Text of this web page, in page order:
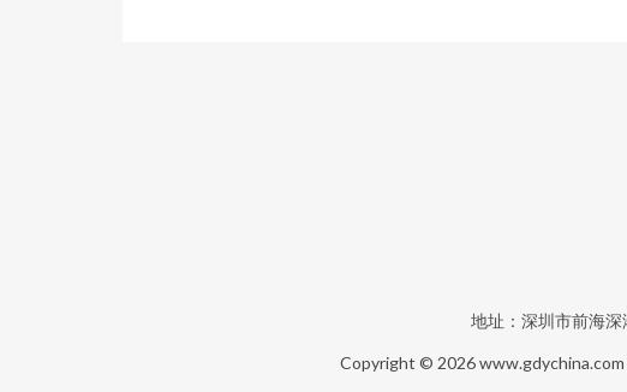
地址：深圳市前海深
Copyright © 2026www.gdychina.com